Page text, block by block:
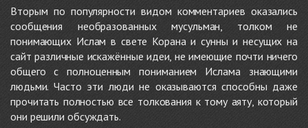
Вторым по популярности видом комментариев оказались
сообщения необразованных мусульман, толком не
понимающих Ислам в свете Корана и сунны и несущих на
сайт различные искажённые идеи, не имеющие почти ничего
общего с полноценным пониманием Ислама знающими
людьми. Часто эти люди не оказываются способны даже
прочитать полностью все толкования к тому аяту, который
они решили обсуждать.